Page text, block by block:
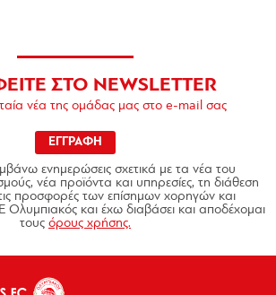
ΣΤΟ NEWSLETTER
νέα της ομάδας μας στο e-mail σας
ΕΓΓΡΑΦΗ
ενημερώσεις σχετικά με τα νέα του
νέα προϊόντα και υπηρεσίες, τη διάθεση
τις προσφορές των επίσημων χορηγών και
και έχω διαβάσει και αποδέχομαι
τους όρους χρήσης.